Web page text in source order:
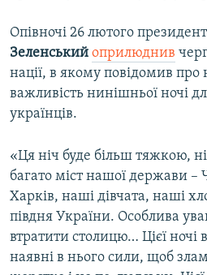
Опівночі 26 лютого
Зеленський оприлюднив
нації, в якому повідомив
важливість нинішньої ночі
українців.
«Ця ніч буде більш тяжкою,
багато міст нашої держави –
Харків, наші дівчата, наші
півдня України. Особлива
втратити столицю… Цієї ночі
наявні в нього сили, щоб